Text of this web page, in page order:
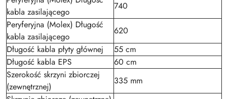
kabla zasilającego
740
Peryferyjna (Molex) Długość
kabla zasilającego
620
Długość kabla płyty głównej
55 cm
Długość kabla EPS
60 cm
Szerokość skrzyni zbiorczej
(zewnętrznej)
335 mm